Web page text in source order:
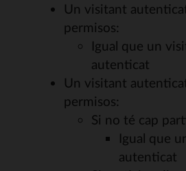
Un visitant
permisos:
Igual que un
autenticat
Un visitant
permisos:
Si no té cap
Igual que
autenticat